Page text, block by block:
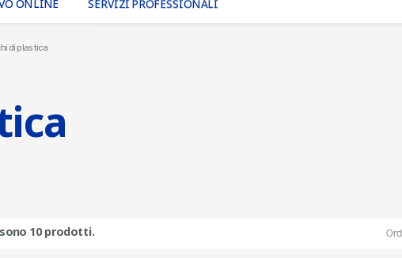
ONLINE SERVIZI PROFESSIONALI
di plastica
10 prodotti.